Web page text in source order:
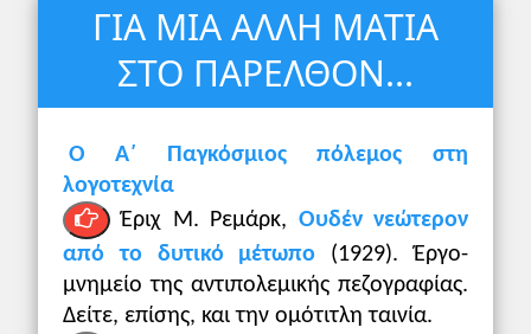
ΓΙΑ ΜΙΑ ΑΛΛΗ ΜΑΤΙΑ
ΣΤΟ ΠΑΡΕΛΘΟΝ...
Ο Α΄ Παγκόσμιος πόλεμος στη
λογοτεχνία
Έριχ Μ. Ρεμάρκ, Ουδέν νεώτερον
από το δυτικό μέτωπο (1929). Έργο-
μνημείο της αντιπολεμικής πεζογραφίας.
Δείτε, επίσης, και την ομότιτλη ταινία.